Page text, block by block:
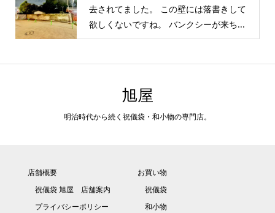
去されてました。 この壁には落書きして
欲しくないですね。 バンクシーが来ち...
旭屋
明治時代から続く祝儀袋・和小物の専門店。
店舗概要
祝儀袋 旭屋 店舗案内
プライバシーポリシー
お買い物
祝儀袋
和小物